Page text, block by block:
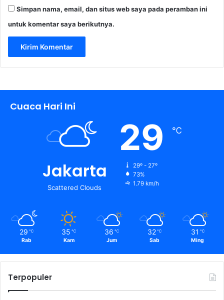
Simpan nama, email, dan situs web saya pada peramban ini
untuk komentar saya berikutnya.
Cuaca Hari Ini
Jakarta
Scattered Clouds
29 ℃
29º - 27º
73%
1.79 km/h
29 ℃
Rab
35 ℃
Kam
36 ℃
Jum
32 ℃
Sab
31 ℃
Ming
Terpopuler